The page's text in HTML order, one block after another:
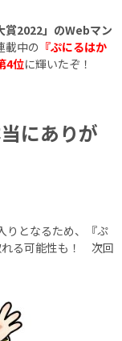
賞2022」のWebマン
載中の 『ぷにるはか
4位に輝いたぞ！
にありが
りとなるため、『ぷ
れる可能性も！ 次回